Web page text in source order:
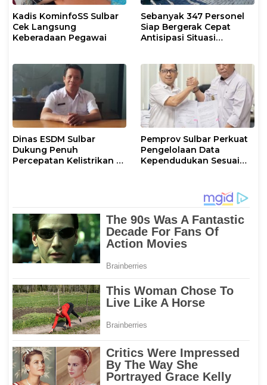
Kadis KominfoSS Sulbar
Cek Langsung
Keberadaan Pegawai
Sebanyak 347 Personel
Siap Bergerak Cepat
Antisipasi Situasi
Dinas ESDM Sulbar
Dukung Penuh
Percepatan Kelistrikan di
Pemprov Sulbar Perkuat
Pengelolaan Data
Kependudukan Sesuai